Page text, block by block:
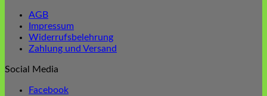
AGB
Impressum
Widerrufsbelehrung
Zahlung und Versand
Social Media
Facebook